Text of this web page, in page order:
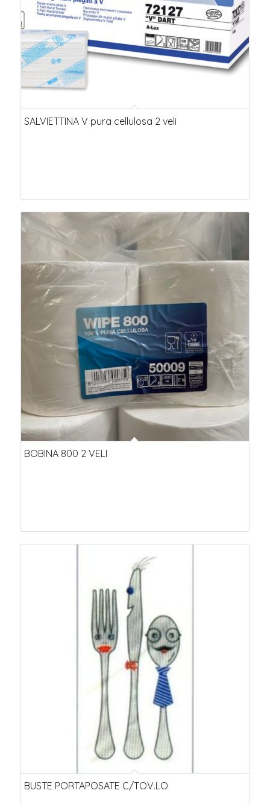
SALVIETTINA V pura cellulosa 2 veli
BOBINA 800 2 VELI
BUSTE PORTAPOSATE C/TOV.LO